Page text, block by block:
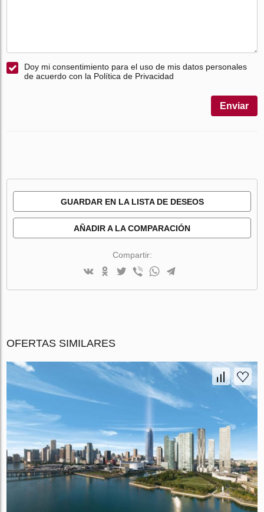
Doy mi consentimiento para el uso de mis datos personales
de acuerdo con la Política de Privacidad
Enviar
GUARDAR EN LA LISTA DE DESEOS
AÑADIR A LA COMPARACIÓN
Compartir:
OFERTAS SIMILARES